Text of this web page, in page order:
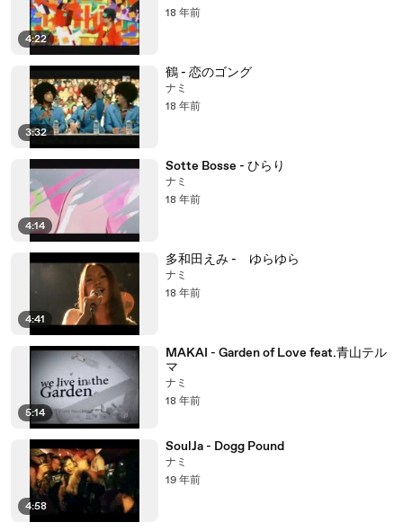
4:22
18 年前
3:32
鶴 - 恋のゴング
ナミ
18 年前
4:14
Sotte Bosse - ひらり
ナミ
18 年前
4:41
多和田えみ - ゆらゆら
ナミ
18 年前
5:14
MAKAI - Garden of Love feat.青山テル
マ
ナミ
18 年前
4:58
SoulJa - Dogg Pound
ナミ
19 年前